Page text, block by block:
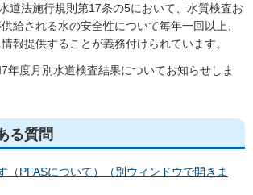
道法施行規則第17条の5において、水質検査お
給される水の安全性について毎年一回以上、
報提供することが義務付けられています。
年度月別水道検査結果についてお知らせしま
る質問
（PFASについて）（別ウィンドウで開きま